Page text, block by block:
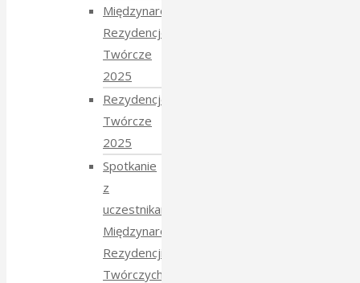
Międzynarodowe
Rezydencje
Twórcze
2025
Rezydencje
Twórcze
2025
Spotkanie
z
uczestnikami
Międzynarodowych
Rezydencji
Twórczych